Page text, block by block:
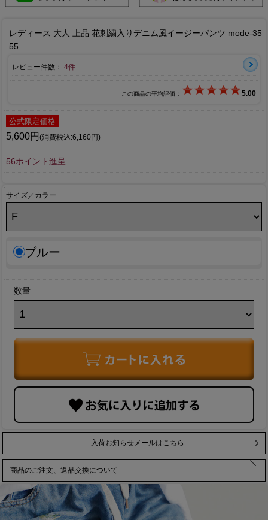
レディース 大人 上品 花刺繍入りデニム風イージーパンツ mode-35
55
レビュー件数： 4件
この商品の平均評価： 5.00
公式限定価格
5,600円 (消費税込:6,160円)
56ポイント進呈
サイズ／カラー
ブルー
数量
入荷お知らせメールはこちら
商品のご注文、返品交換について